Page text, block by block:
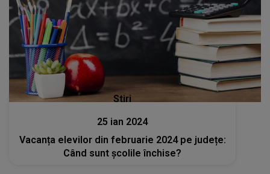
Stiri
25 ian 2024
Vacanța elevilor din februarie 2024 pe județe:
Când sunt școlile închise?